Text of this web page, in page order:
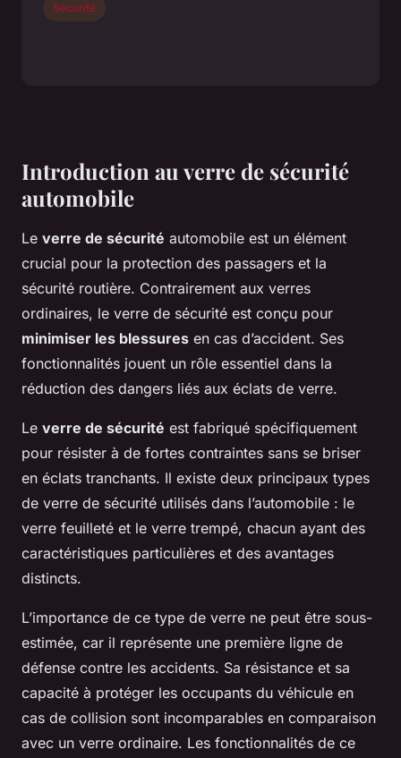
Introduction au verre de sécurité
automobile
Le verre de sécurité automobile est un élément
crucial pour la protection des passagers et la
sécurité routière. Contrairement aux verres
ordinaires, le verre de sécurité est conçu pour
minimiser les blessures en cas d’accident. Ses
fonctionnalités jouent un rôle essentiel dans la
réduction des dangers liés aux éclats de verre.
Le verre de sécurité est fabriqué spécifiquement
pour résister à de fortes contraintes sans se briser
en éclats tranchants. Il existe deux principaux types
de verre de sécurité utilisés dans l’automobile : le
verre feuilleté et le verre trempé, chacun ayant des
caractéristiques particulières et des avantages
distincts.
L’importance de ce type de verre ne peut être sous-
estimée, car il représente une première ligne de
défense contre les accidents. Sa résistance et sa
capacité à protéger les occupants du véhicule en
cas de collision sont incomparables en comparaison
avec un verre ordinaire. Les fonctionnalités de ce
Sécurité